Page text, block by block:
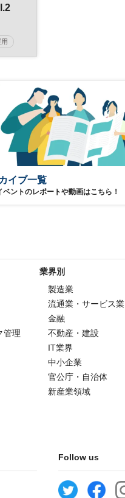
イブ一覧
ベントのレポートや動画はこちら！
管理
業界別
製造業
流通業・サービス業
金融
不動産・建設
IT業界
中小企業
官公庁・自治体
新産業領域
Follow us